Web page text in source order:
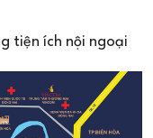
tiện ích nội ngoại